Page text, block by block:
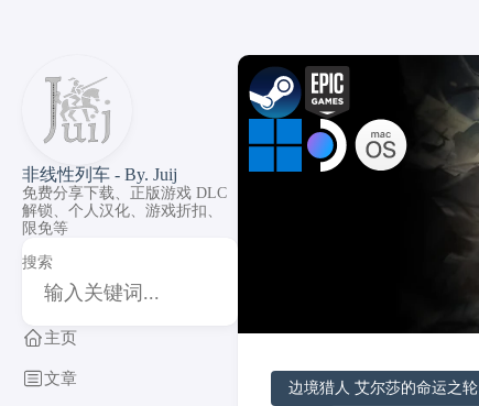
非线性列车 - By. Juij
免费分享下载、正版游戏 DLC
解锁、个人汉化、游戏折扣、
限免等
搜索
主页
文章
边境猎人 艾尔莎的命运之轮
DLC Unlock
DLC 补丁
DLC Patch
Windows
MacOS
SteamOS